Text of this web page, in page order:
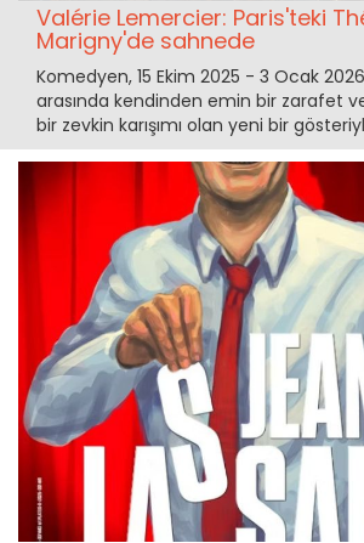
Valérie Lemercier: Paris'teki
Marigny'de sahnede
Komedyen, 15 Ekim 2025 - 3 Ocak
arasında kendinden emin bir zarafet
bir zevkin karışımı olan yeni bir